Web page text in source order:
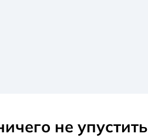
не упустить